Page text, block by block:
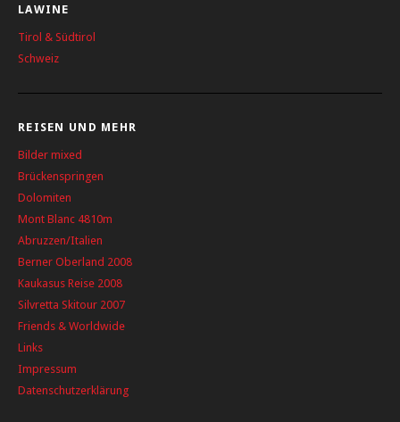
LAWINE
Tirol & Südtirol
Schweiz
REISEN UND MEHR
Bilder mixed
Brückenspringen
Dolomiten
Mont Blanc 4810m
Abruzzen/Italien
Berner Oberland 2008
Kaukasus Reise 2008
Silvretta Skitour 2007
Friends & Worldwide
Links
Impressum
Datenschutzerklärung